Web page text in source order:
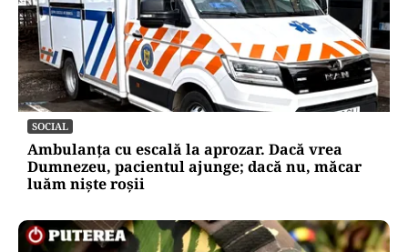
SOCIAL
Ambulanța cu escală la aprozar. Dacă vrea
Dumnezeu, pacientul ajunge; dacă nu, măcar
luăm niște roșii